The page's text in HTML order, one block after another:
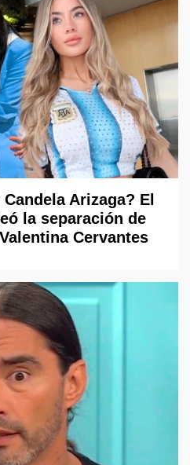
Arizaga? El
la separación de
Cervantes